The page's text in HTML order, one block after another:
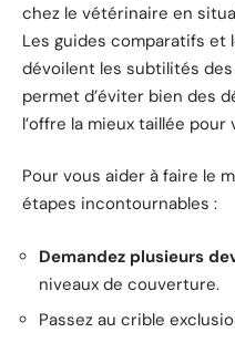
chez le vétérinaire en
Les guides comparatifs et
dévoilent les subtilités des
permet d’éviter bien des
l’offre la mieux taillée pour
Pour vous aider à faire le
étapes incontournables :
Demandez plusieurs
niveaux de couverture.
Passez au crible